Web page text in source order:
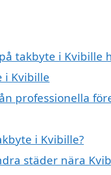
takbyte i Kvibille
i Kvibille
professionella
i Kvibille?
städer nära